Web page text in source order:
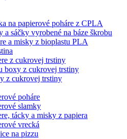
na papierové poháre z CPLA
a sáčky vyrobené na báze škrobu
a misky z bioplastu PLA
z cukrovej trstiny
boxy z cukrovej trstiny
z cukrovej trstiny
poháre
slamky
tácky a misky z papiera
vrecká
na pizzu